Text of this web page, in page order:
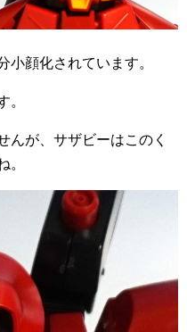
小顔化されています。
。
んが、サザビーはこのく
。